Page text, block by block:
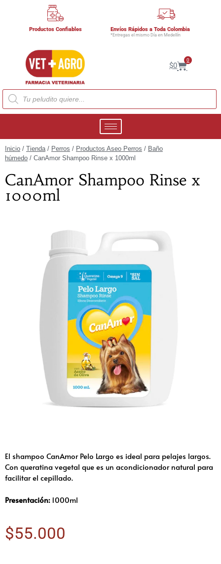
Productos Confiables Envíos Rápidos a Toda Colombia
*Entregas el mismo Día en Medellín
$0
0
Inicio / Tienda/ Perros / Productos Aseo Perros / Baño
húmedo / CanAmor Shampoo Rinse x 1000ml
CanAmor Shampoo Rinse x
1000ml
El shampoo CanAmor Pelo Largo es ideal para pelajes largos.
Con queratina vegetal que es un acondicionador natural para
facilitar el cepillado.
Presentación:1000ml
$55.000